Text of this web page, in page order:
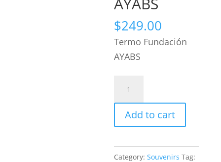
$249.00
Termo Fundación
AYABS
AYABS
quantity
Add to cart
Category:Souvenirs Tag: